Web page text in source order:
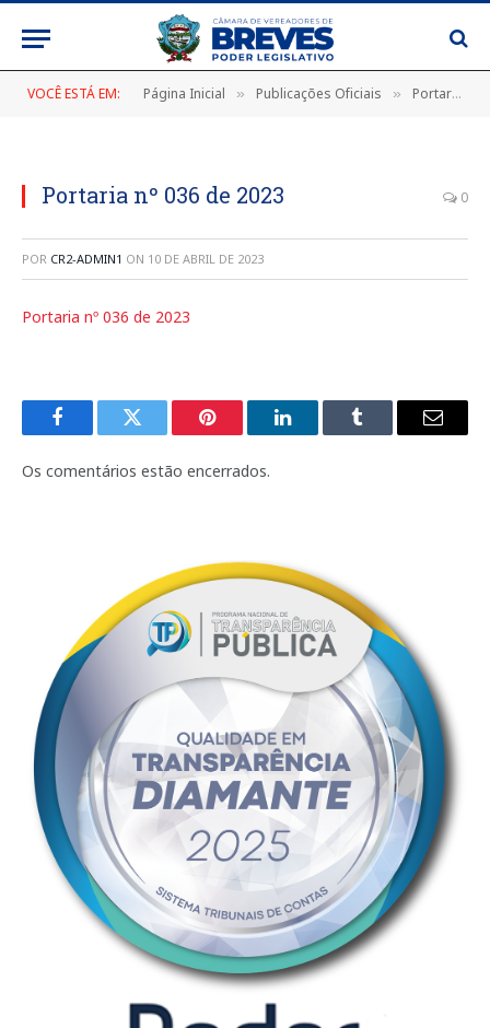
VOCÊ ESTÁ EM: Página Inicial » Publicações Oficiais » Portarias
Portaria nº 036 de 2023 0
POR CR2-ADMIN1 ON 10 DE ABRIL DE 2023
Portaria nº 036 de 2023
FacebookTwitter Pinterest LinkedInTumblr
E-
Os comentários estão encerrados.